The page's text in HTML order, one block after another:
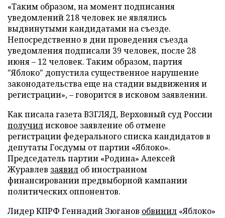
«Таким образом, на момент подписания
уведомлений 218 человек не являлись
выдвинутыми кандидатами на съезде.
Непосредственно в дни проведения съезда
уведомления подписали 39 человек, после 28
июня – 12 человек. Таким образом, партия
"Яблоко" допустила существенное нарушение
законодательства еще на стадии выдвижения и
регистрации», – говорится в исковом заявлении.
Как писала газета ВЗГЛЯД, Верховный суд России
получилисковое заявление об отмене
регистрации федерального списка кандидатов в
депутаты Госдумы от партии «Яблоко».
Председатель партии «Родина» Алексей
Журавлев заявил об иностранном
финансировании предвыборной кампании
политических оппонентов.
Лидер КПРФ Геннадий Зюганов обвинил «Яблоко»